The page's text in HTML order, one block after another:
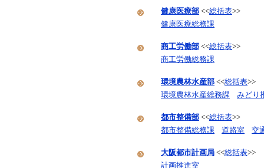
健康医療部 <<総括表>>
健康医療総務課
商工労働部 <<総括表>>
商工労働総務課
環境農林水産部 <<総括表>>
環境農林水産総務課
みどり
都市整備部 <<総括表>>
都市整備総務課
道路室 交
大阪都市計画局 <<総括表>>
計画推進室